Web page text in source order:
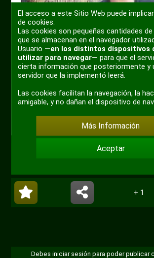
#meme #gato #gatos
+ 1
Debes iniciar sesión para poder publicar
El acceso a este Sitio Web puede
de cookies.
Las cookies son pequeñas cantidades
que se almacenan en el navegador
Usuario —en los distintos dispositivos
utilizar para navegar— para que el
cierta información que posteriormente y
servidor que la implementó leerá.
Las cookies facilitan la navegación, la
amigable, y no dañan el dispositivo de
Más Información
Aceptar